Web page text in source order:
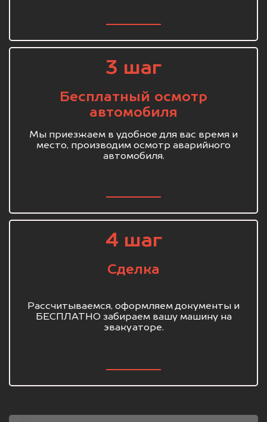
3 шаг
Бесплатный осмотр
автомобиля
Мы приезжаем в удобное для вас время и
место, производим осмотр аварийного
автомобиля.
4 шаг
Сделка
Рассчитываемся, оформляем документы и
БЕСПЛАТНО забираем вашу машину на
эвакуаторе.